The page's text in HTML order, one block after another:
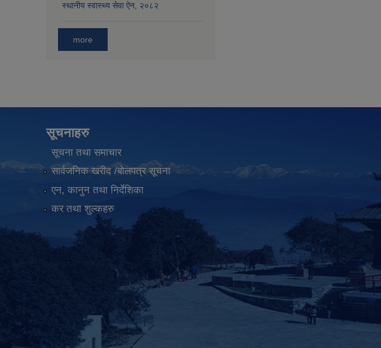
स्थानीय स्वास्थ्य सेवा ऐन, २०८२
more
सूचनाहरु
सूचना तथा समाचार
सार्वजनिक खरीद /बोलपत्र सूचना
एन, कानुन तथा निर्देशिका
कर तथा शुल्कहरु